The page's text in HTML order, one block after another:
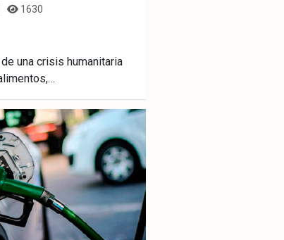
1630
una crisis humanitaria